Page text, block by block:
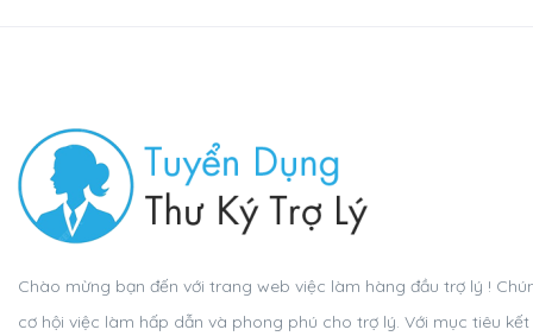
Chào mừng bạn đến với trang web việc làm hàng đầu trợ lý !
cơ hội việc làm hấp dẫn và phong phú cho trợ lý. Với mục tiêu